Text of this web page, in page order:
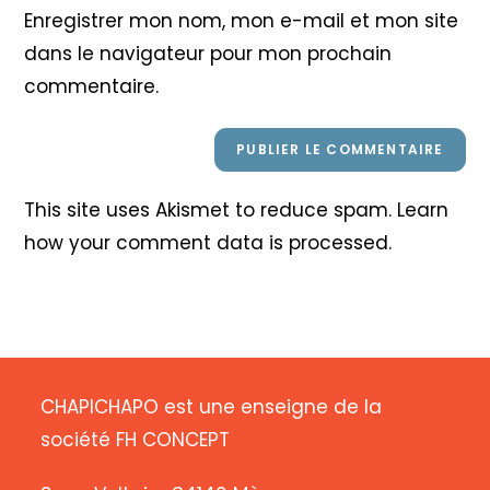
site
(facultatif)
Enregistrer mon nom, mon e-mail et mon site
dans le navigateur pour mon prochain
commentaire.
This site uses Akismet to reduce spam. Learn
how your comment data is processed.
CHAPICHAPO est une enseigne de la
société FH CONCEPT